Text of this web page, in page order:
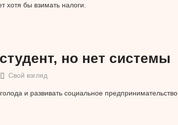
хотя бы взимать налоги.
но нет системы
Свой взгляд
и развивать социальное предпринимательство.